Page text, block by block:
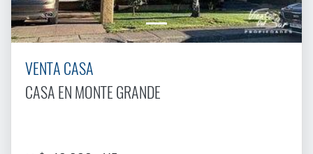
VENTA CASA
CASA EN MONTE GRANDE